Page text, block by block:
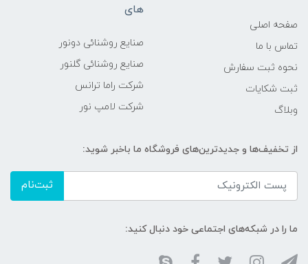
صفحه اصلی
تماس با ما
نحوه ثبت سفارش
ثبت شکایات
وبلاگ
های
صنایع روشنائی دونور
صنایع روشنائی گلنور
شرکت راما ترانس
شرکت لامپ نور
از تخفیف‌ها و جدیدترین‌های فروشگاه ما باخبر شوید:
ثبت‌نام
ما را در شبکه‌های اجتماعی خود دنبال کنید: